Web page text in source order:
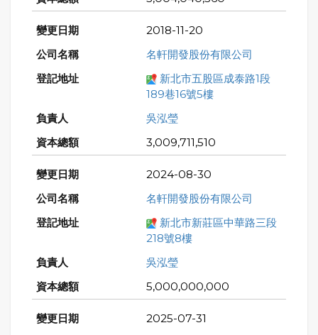
2018-11-20
名軒開發股份有限公司
新北市五股區成泰路1段
189巷16號5樓
吳泓瑩
3,009,711,510
2024-08-30
名軒開發股份有限公司
新北市新莊區中華路三段
218號8樓
吳泓瑩
5,000,000,000
2025-07-31